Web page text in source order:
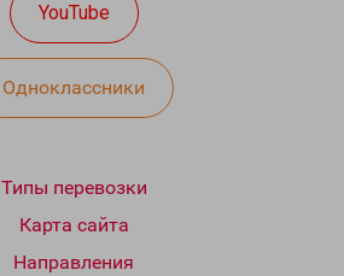
YouTube
Одноклассники
Типы перевозки
Карта сайта
Направления